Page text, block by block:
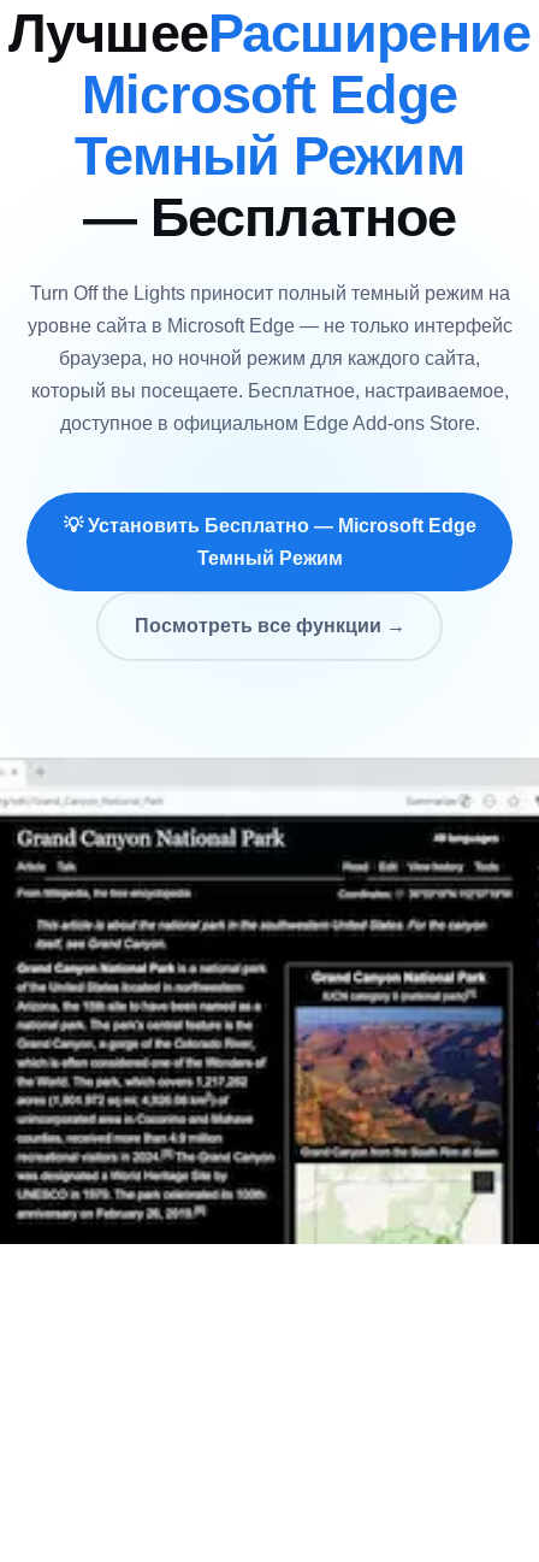
ЛучшееРасширение
Microsoft Edge
Темный Режим
— Бесплатное
Turn Off the Lights приносит полный темный режим на
уровне сайта в Microsoft Edge — не только интерфейс
браузера, но ночной режим для каждого сайта,
который вы посещаете. Бесплатное, настраиваемое,
доступное в официальном Edge Add-ons Store.
💡 Установить Бесплатно — Microsoft Edge
Темный Режим
Посмотреть все функции →